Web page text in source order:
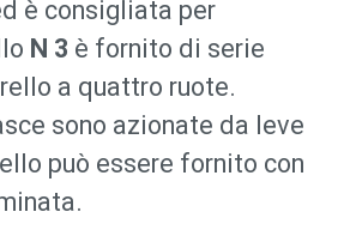
è consigliata per
N 3 è fornito di serie
a quattro ruote.
sono azionate da leve
può essere fornito con